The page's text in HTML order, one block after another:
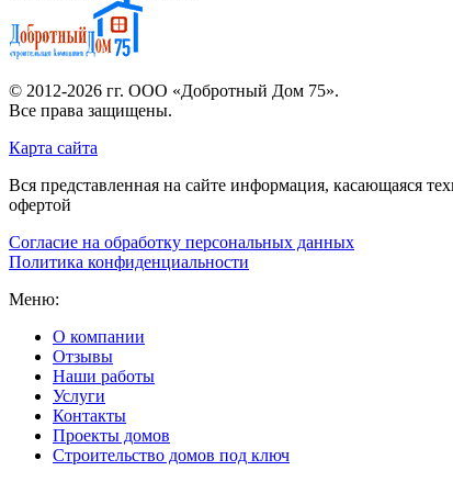
© 2012-2026 гг. ООО «Добротный Дом 75».
Все права защищены.
Карта сайта
Вся представленная на сайте информация, касающаяся
офертой
Согласие на обработку персональных данных
Политика конфиденциальности
Меню:
О компании
Отзывы
Наши работы
Услуги
Контакты
Проекты домов
Строительство домов под ключ